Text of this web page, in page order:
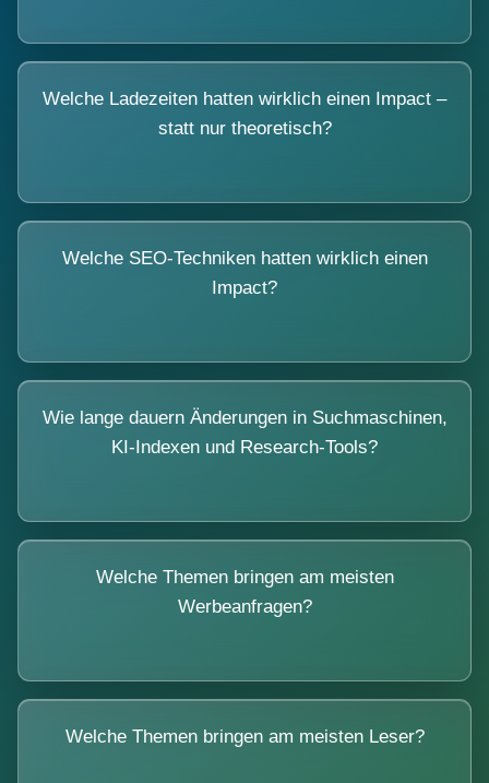
Welche Ladezeiten hatten wirklich einen Impact –
statt nur theoretisch?
Welche SEO-Techniken hatten wirklich einen
Impact?
Wie lange dauern Änderungen in Suchmaschinen,
KI-Indexen und Research-Tools?
Welche Themen bringen am meisten
Werbeanfragen?
Welche Themen bringen am meisten Leser?